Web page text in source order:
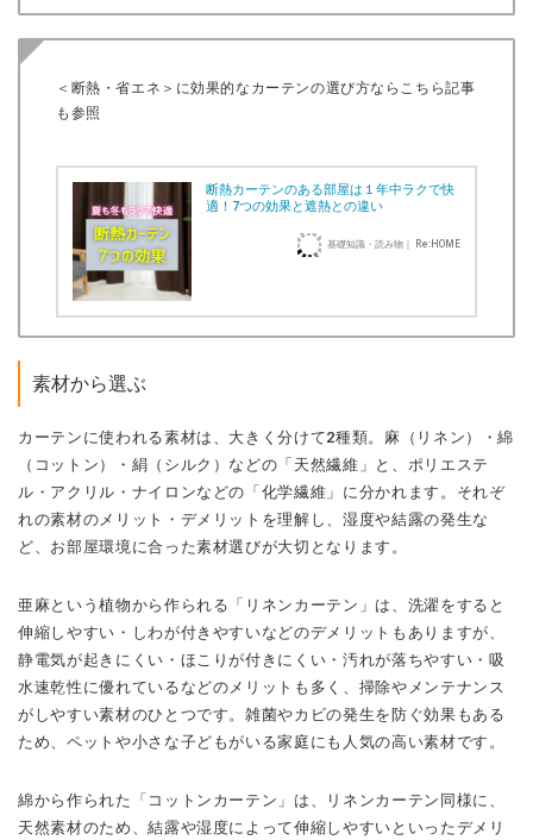
＜断熱・省エネ＞に効果的なカーテンの選び方ならこちら記事
も参照
断熱カーテンのある部屋は１年中ラクで快
適！7つの効果と遮熱との違い
基礎知識・読み物｜ Re:HOME
素材から選ぶ
カーテンに使われる素材は、大きく分けて2種類。麻（リネン）・綿
（コットン）・絹（シルク）などの「天然繊維」と、ポリエステ
ル・アクリル・ナイロンなどの「化学繊維」に分かれます。それぞ
れの素材のメリット・デメリットを理解し、湿度や結露の発生な
ど、お部屋環境に合った素材選びが大切となります。
亜麻という植物から作られる「リネンカーテン」は、洗濯をすると
伸縮しやすい・しわが付きやすいなどのデメリットもありますが、
静電気が起きにくい・ほこりが付きにくい・汚れが落ちやすい・吸
水速乾性に優れているなどのメリットも多く、掃除やメンテナンス
がしやすい素材のひとつです。雑菌やカビの発生を防ぐ効果もある
ため、ペットや小さな子どもがいる家庭にも人気の高い素材です。
綿から作られた「コットンカーテン」は、リネンカーテン同様に、
天然素材のため、結露や湿度によって伸縮しやすいといったデメリ